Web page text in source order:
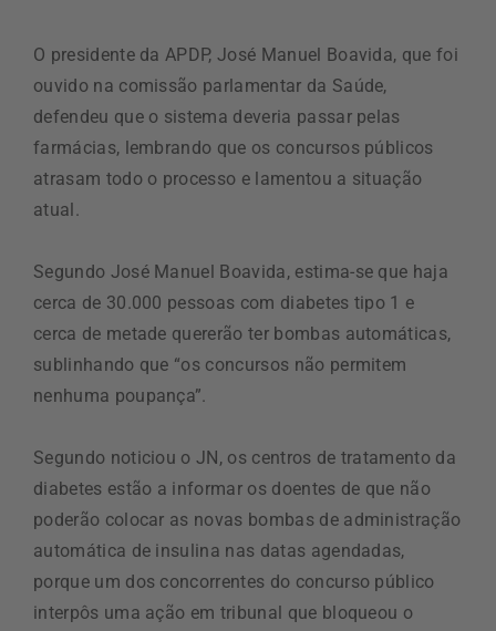
O presidente da APDP, José Manuel Boavida, que foi
ouvido na comissão parlamentar da Saúde,
defendeu que o sistema deveria passar pelas
farmácias, lembrando que os concursos públicos
atrasam todo o processo e lamentou a situação
atual.
Segundo José Manuel Boavida, estima-se que haja
cerca de 30.000 pessoas com diabetes tipo 1 e
cerca de metade quererão ter bombas automáticas,
sublinhando que “os concursos não permitem
nenhuma poupança”.
Segundo noticiou o JN, os centros de tratamento da
diabetes estão a informar os doentes de que não
poderão colocar as novas bombas de administração
automática de insulina nas datas agendadas,
porque um dos concorrentes do concurso público
interpôs uma ação em tribunal que bloqueou o